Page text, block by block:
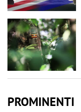
PROMINENTI